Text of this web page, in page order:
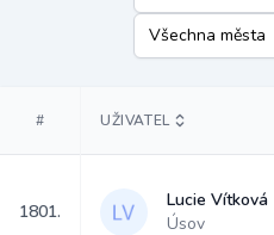
# UŽIVATEL
1801.
Lucie Vítková
Úsov